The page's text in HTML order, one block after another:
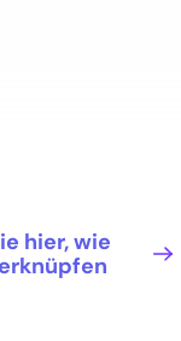
hier, wie